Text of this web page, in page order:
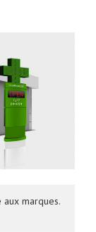
marques.